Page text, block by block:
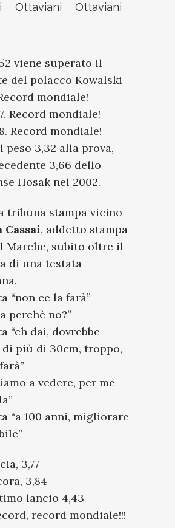
Ottaviani
Ottaviani
viene superato il
del polacco Kowalski
mondiale!
Record mondiale!
Record mondiale!
peso 3,32 alla prova,
3,66 dello
Hosak nel 2002.
tribuna stampa vicino
Cassai, addetto stampa
Marche, subito oltre il
di una testata
“non ce la farà”
perchè no?”
“eh dai, dovrebbe
più di 30cm, troppo,
a vedere, per me
“a 100 anni, migliorare
3,77
3,84
lancio 4,43
record mondiale!!!